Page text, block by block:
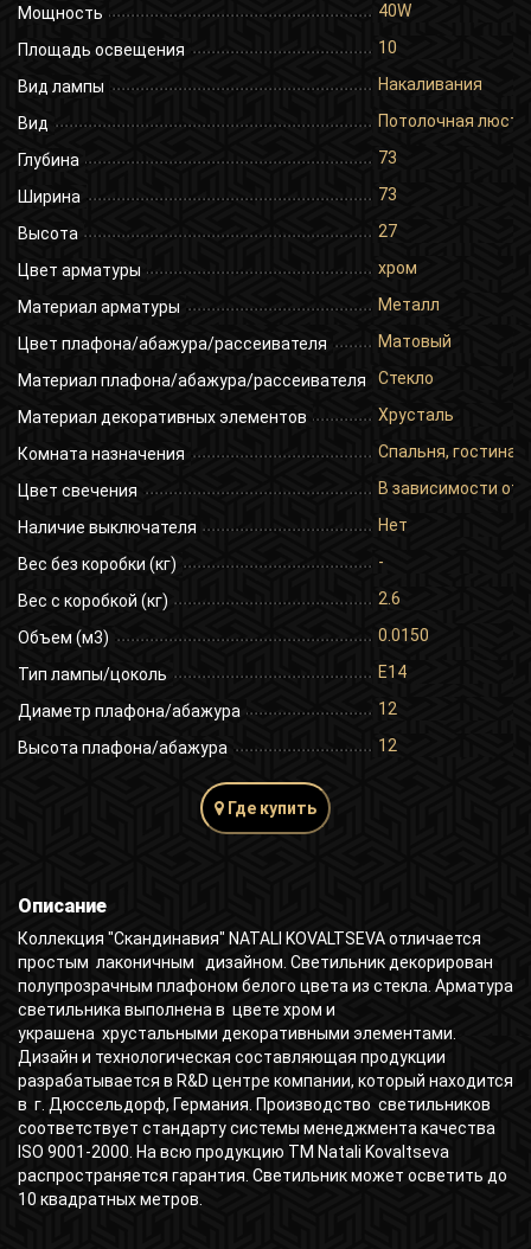
Мощность 40W
Площадь освещения 10
Вид лампы Накаливания
Вид Потолочная
Глубина 73
Ширина 73
Высота 27
Цвет арматуры хром
Материал арматуры Металл
Цвет плафона/абажура/рассеивателя Матовый
Материал плафона/абажура/рассеивателя Стекло
Материал декоративных элементов Хрусталь
Комната назначения Спальня,
Цвет свечения В зависимости от
Наличие выключателя Нет
Вес без коробки (кг) -
Вес с коробкой (кг) 2.6
Объем (м3) 0.0150
Тип лампы/цоколь E14
Диаметр плафона/абажура 12
Высота плафона/абажура 12
Где купить
Описание
Коллекция "Скандинавия" NATALI KOVALTSEVA отличается
простым лаконичным дизайном. Светильник декорирован
полупрозрачным плафоном белого цвета из стекла. Арматура
светильника выполнена в цвете хром и
украшена хрустальными декоративными элементами.
Дизайн и технологическая составляющая продукции
разрабатывается в R&D центре компании, который находится
в г. Дюссельдорф, Германия. Производство светильников
соответствует стандарту системы менеджмента качества
ISO 9001-2000. На всю продукцию ТМ Natali Kovaltseva
распространяется гарантия. Светильник может осветить до
10 квадратных метров.